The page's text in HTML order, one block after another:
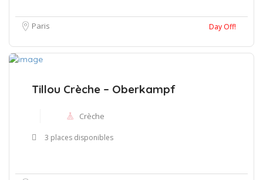
Paris Day Off!
Tillou Crèche – Oberkampf
Crèche
3 places disponibles